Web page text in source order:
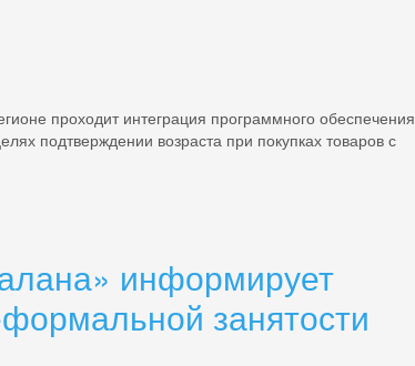
проходит интеграция программного обеспечения
подтверждении возраста при покупках товаров с
информирует
занятости